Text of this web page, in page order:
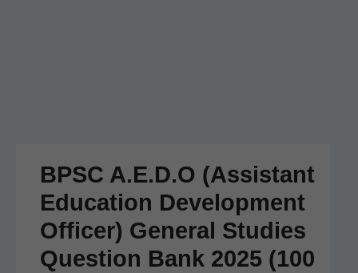
BPSC A.E.D.O (Assistant
Education Development
Officer) General Studies
Question Bank 2025 (100